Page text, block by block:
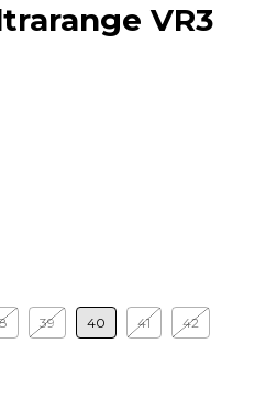
VR3
39 40 41 42